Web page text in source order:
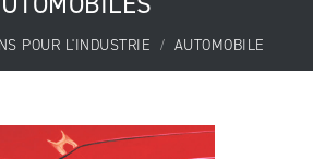
POUR L'INDUSTRIE AUTOMOBILE